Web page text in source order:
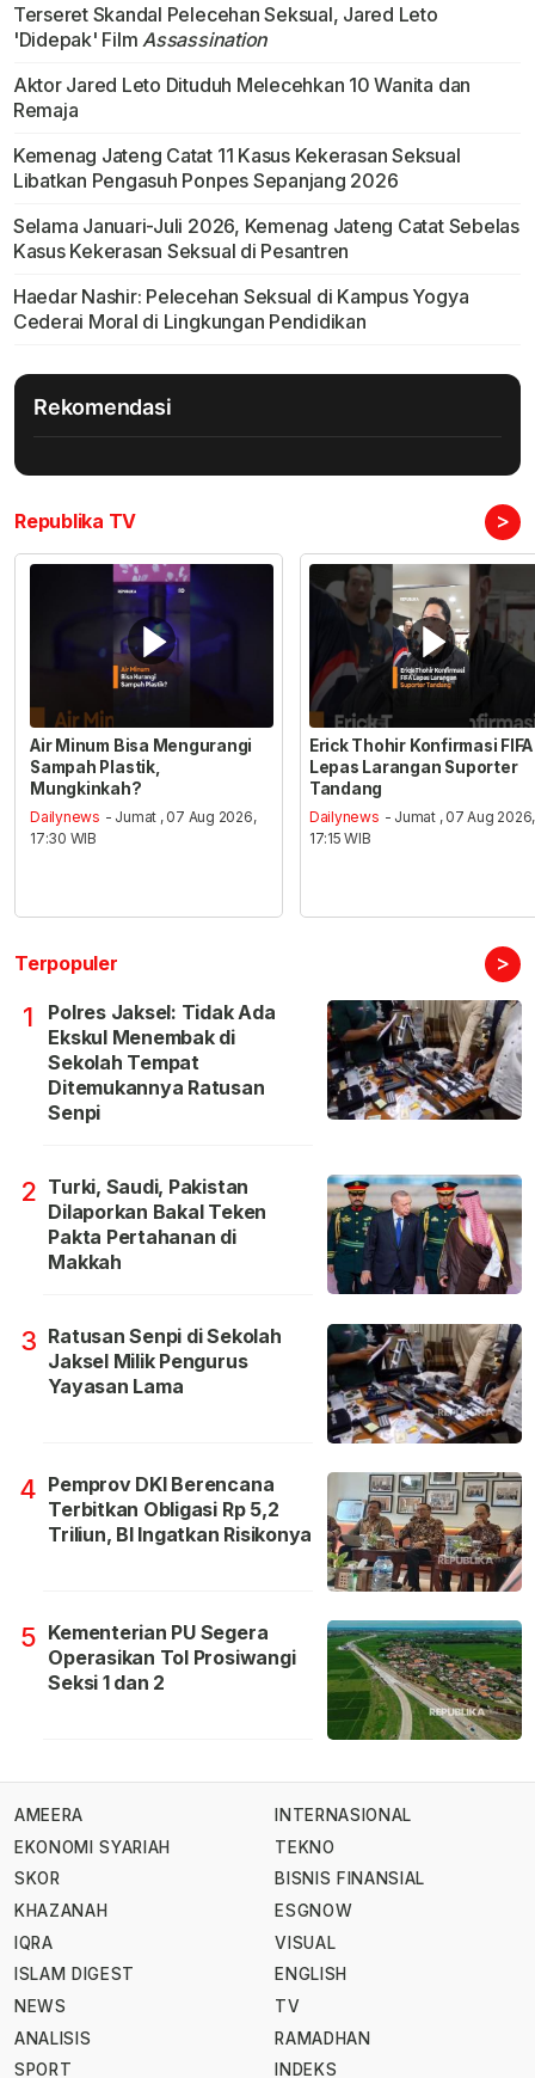
Terseret Skandal Pelecehan Seksual, Jared Leto
'Didepak' FilmAssassination
Aktor Jared Leto Dituduh Melecehkan 10 Wanita dan
Remaja
Kemenag Jateng Catat 11 Kasus Kekerasan Seksual
Libatkan Pengasuh Ponpes Sepanjang 2026
Selama Januari-Juli 2026, Kemenag Jateng Catat Sebelas
Kasus Kekerasan Seksual di Pesantren
Haedar Nashir: Pelecehan Seksual di Kampus Yogya
Cederai Moral di Lingkungan Pendidikan
Rekomendasi
Republika TV >
Air Minum Bisa Mengurangi
Sampah Plastik,
Mungkinkah?
Dailynews - Jumat , 07 Aug 2026,
17:30 WIB
Erick Thohir Konfirmasi FIFA
Lepas Larangan Suporter
Tandang
Dailynews - Jumat , 07 Aug 2026,
17:15 WIB
Terpopuler >
1
Polres Jaksel: Tidak Ada
Ekskul Menembak di
Sekolah Tempat
Ditemukannya Ratusan
Senpi
2 Turki, Saudi, Pakistan
Dilaporkan Bakal Teken
Pakta Pertahanan di
Makkah
3 Ratusan Senpi di Sekolah
Jaksel Milik Pengurus
Yayasan Lama
4 Pemprov DKI Berencana
Terbitkan Obligasi Rp 5,2
Triliun, BI Ingatkan Risikonya
5 Kementerian PU Segera
Operasikan Tol Prosiwangi
Seksi 1 dan 2
AMEERA
EKONOMI SYARIAH
SKOR
KHAZANAH
IQRA
ISLAM DIGEST
NEWS
ANALISIS
SPORT
INTERNASIONAL
TEKNO
BISNIS FINANSIAL
ESGNOW
VISUAL
ENGLISH
TV
RAMADHAN
INDEKS